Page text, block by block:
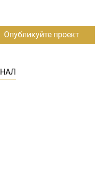
Опубликуйте проект